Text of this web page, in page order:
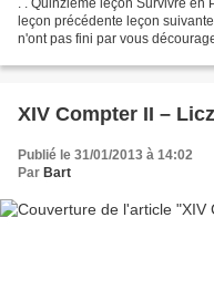
. . Quinzième leçon Survivre en
leçon précédente leçon
n'ont pas fini par vous
XIV Compter II –
Publié le 31/01/2013 à 14:02
Par Bart